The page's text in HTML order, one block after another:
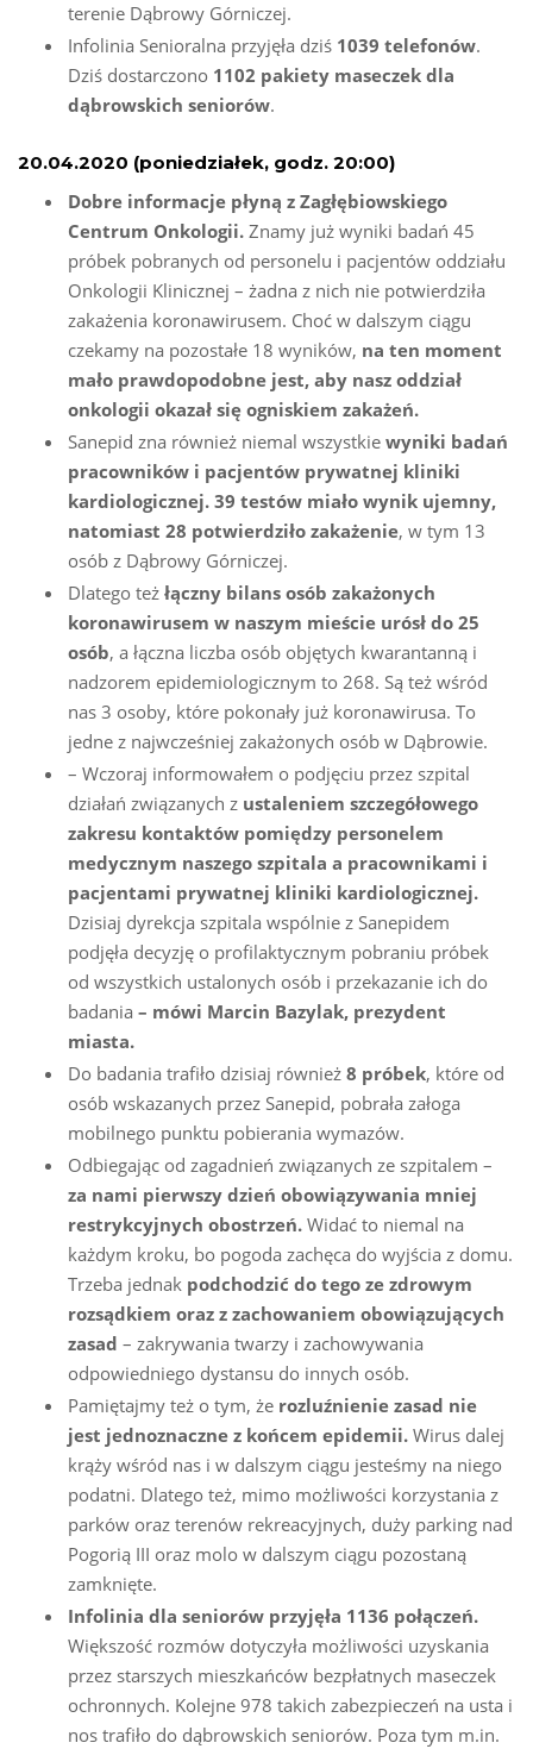
terenie Dąbrowy Górniczej.
Infolinia Senioralna przyjęła dziś 1039 telefonów.
Dziś dostarczono 1102 pakiety maseczek dla
dąbrowskich seniorów.
20.04.2020 (poniedziałek, godz. 20:00)
Dobre informacje płyną z Zagłębiowskiego
Centrum Onkologii. Znamy już wyniki badań 45
próbek pobranych od personelu i pacjentów oddziału
Onkologii Klinicznej – żadna z nich nie potwierdziła
zakażenia koronawirusem. Choć w dalszym ciągu
czekamy na pozostałe 18 wyników, na ten moment
mało prawdopodobne jest, aby nasz oddział
onkologii okazał się ogniskiem zakażeń.
Sanepid zna również niemal wszystkie wyniki badań
pracowników i pacjentów prywatnej kliniki
kardiologicznej. 39 testów miało wynik ujemny,
natomiast 28 potwierdziło zakażenie, w tym 13
osób z Dąbrowy Górniczej.
Dlatego też łączny bilans osób zakażonych
koronawirusem w naszym mieście urósł do 25
osób, a łączna liczba osób objętych kwarantanną i
nadzorem epidemiologicznym to 268. Są też wśród
nas 3 osoby, które pokonały już koronawirusa. To
jedne z najwcześniej zakażonych osób w Dąbrowie.
– Wczoraj informowałem o podjęciu przez szpital
działań związanych z ustaleniem szczegółowego
zakresu kontaktów pomiędzy personelem
medycznym naszego szpitala a pracownikami i
pacjentami prywatnej kliniki kardiologicznej.
Dzisiaj dyrekcja szpitala wspólnie z Sanepidem
podjęła decyzję o profilaktycznym pobraniu próbek
od wszystkich ustalonych osób i przekazanie ich do
badania – mówi Marcin Bazylak, prezydent
miasta.
Do badania trafiło dzisiaj również 8 próbek, które od
osób wskazanych przez Sanepid, pobrała załoga
mobilnego punktu pobierania wymazów.
Odbiegając od zagadnień związanych ze szpitalem –
za nami pierwszy dzień obowiązywania mniej
restrykcyjnych obostrzeń. Widać to niemal na
każdym kroku, bo pogoda zachęca do wyjścia z domu.
Trzeba jednak podchodzić do tego ze zdrowym
rozsądkiem oraz z zachowaniem obowiązujących
zasad – zakrywania twarzy i zachowywania
odpowiedniego dystansu do innych osób.
Pamiętajmy też o tym, że rozluźnienie zasad nie
jest jednoznaczne z końcem epidemii. Wirus dalej
krąży wśród nas i w dalszym ciągu jesteśmy na niego
podatni. Dlatego też, mimo możliwości korzystania z
parków oraz terenów rekreacyjnych, duży parking nad
Pogorią III oraz molo w dalszym ciągu pozostaną
zamknięte.
Infolinia dla seniorów przyjęła 1136 połączeń.
Większość rozmów dotyczyła możliwości uzyskania
przez starszych mieszkańców bezpłatnych maseczek
ochronnych. Kolejne 978 takich zabezpieczeń na usta i
nos trafiło do dąbrowskich seniorów. Poza tym m.in.